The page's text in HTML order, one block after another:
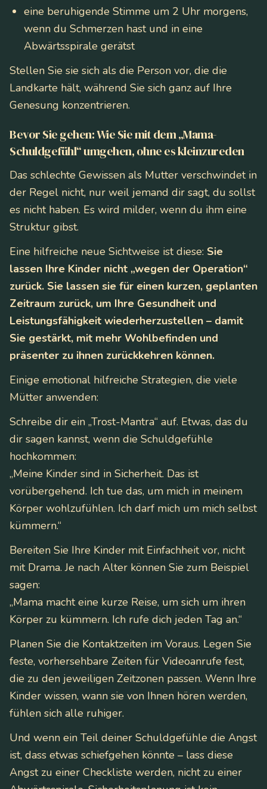
eine beruhigende Stimme um 2 Uhr morgens,
wenn du Schmerzen hast und in eine
Abwärtsspirale gerätst
Stellen Sie sie sich als die Person vor, die die
Landkarte hält, während Sie sich ganz auf Ihre
Genesung konzentrieren.
Bevor Sie gehen: Wie Sie mit dem „Mama-
Schuldgefühl“ umgehen, ohne es kleinzureden
Das schlechte Gewissen als Mutter verschwindet in
der Regel nicht, nur weil jemand dir sagt, du sollst
es nicht haben. Es wird milder, wenn du ihm eine
Struktur gibst.
Eine hilfreiche neue Sichtweise ist diese: Sie
lassen Ihre Kinder nicht „wegen der Operation“
zurück. Sie lassen sie für einen kurzen, geplanten
Zeitraum zurück, um Ihre Gesundheit und
Leistungsfähigkeit wiederherzustellen – damit
Sie gestärkt, mit mehr Wohlbefinden und
präsenter zu ihnen zurückkehren können.
Einige emotional hilfreiche Strategien, die viele
Mütter anwenden:
Schreibe dir ein „Trost-Mantra“ auf. Etwas, das du
dir sagen kannst, wenn die Schuldgefühle
hochkommen:
„Meine Kinder sind in Sicherheit. Das ist
vorübergehend. Ich tue das, um mich in meinem
Körper wohlzufühlen. Ich darf mich um mich selbst
kümmern.“
Bereiten Sie Ihre Kinder mit Einfachheit vor, nicht
mit Drama. Je nach Alter können Sie zum Beispiel
sagen:
„Mama macht eine kurze Reise, um sich um ihren
Körper zu kümmern. Ich rufe dich jeden Tag an.“
Planen Sie die Kontaktzeiten im Voraus. Legen Sie
feste, vorhersehbare Zeiten für Videoanrufe fest,
die zu den jeweiligen Zeitzonen passen. Wenn Ihre
Kinder wissen, wann sie von Ihnen hören werden,
fühlen sich alle ruhiger.
Und wenn ein Teil deiner Schuldgefühle die Angst
ist, dass etwas schiefgehen könnte – lass diese
Angst zu einer Checkliste werden, nicht zu einer